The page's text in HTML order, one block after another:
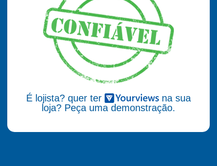
É lojista? quer ter
na sua
loja? Peça uma demonstração.